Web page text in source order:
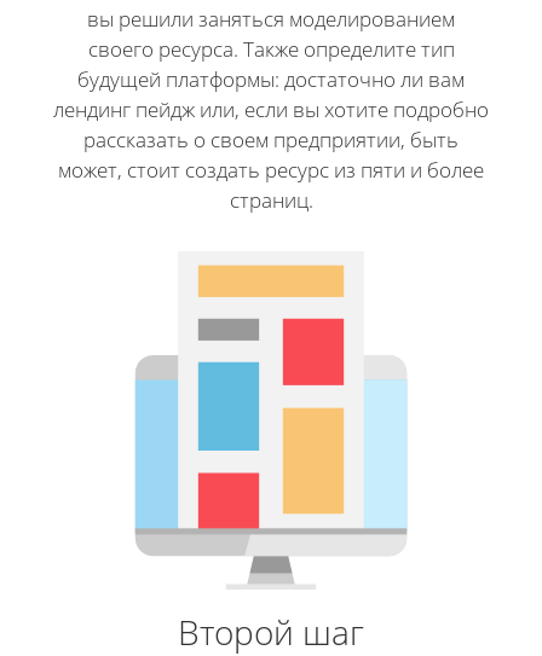
вы решили заняться моделированием
своего ресурса. Также определите тип
будущей платформы: достаточно ли вам
лендинг пейдж или, если вы хотите подробно
рассказать о своем предприятии, быть
может, стоит создать ресурс из пяти и более
страниц.
Второй шаг